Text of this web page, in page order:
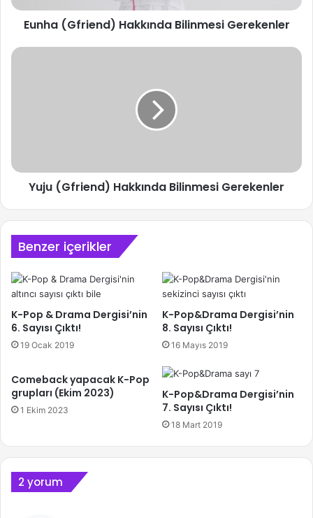
Eunha (Gfriend) Hakkında Bilinmesi Gerekenler
Yuju
Yuju (Gfriend) Hakkında Bilinmesi Gerekenler
Benzer içerikler
K-Pop & Drama Dergisi’nin
6. Sayısı Çıktı!
19 Ocak 2019
K-Pop&Drama Dergisi’nin
8. Sayısı Çıktı!
16 Mayıs 2019
Comeback yapacak K-Pop
grupları (Ekim 2023)
1 Ekim 2023
K-Pop&Drama Dergisi’nin
7. Sayısı Çıktı!
18 Mart 2019
2 yorum